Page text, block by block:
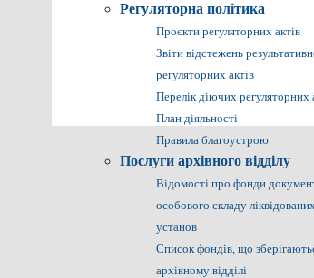
Регуляторна політика
Проєкти регуляторних актів
Звіти відстежень
регуляторних актів
Перелік діючих регуляторних
План діяльності
Правила благоустрою
Послуги архівного відділу
Відомості про фонди
особового складу
установ
Список фондів, що
архівному відділі